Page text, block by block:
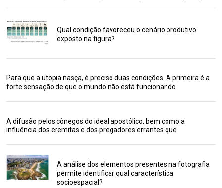
Qual condição favoreceu o cenário produtivo
exposto na figura?
Para que a utopia nasça, é preciso duas condições. A primeira é a
forte sensação de que o mundo não está funcionando
A difusão pelos cônegos do ideal apostólico, bem como a
influência dos eremitas e dos pregadores errantes que
A análise dos elementos presentes na fotografia
permite identificar qual característica
socioespacial?